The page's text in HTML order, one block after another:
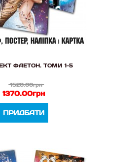
ФАЕТОН. ТОМИ 1-5
1520.00грн
1370.00грн
ПРИДБАТИ